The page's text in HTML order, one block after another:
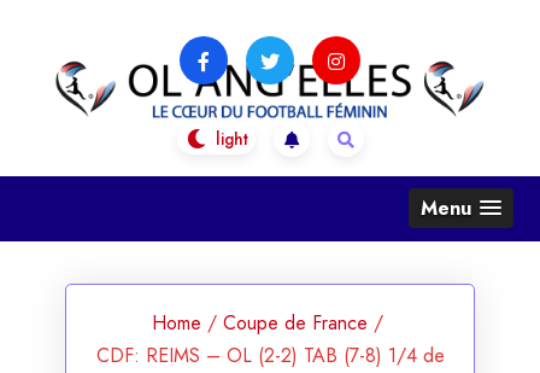
content
OL Ang'Elles
Le coeur du football féminin
Menu
Home / Coupe de France /
CDF: REIMS – OL (2-2) TAB (7-8) 1/4 de